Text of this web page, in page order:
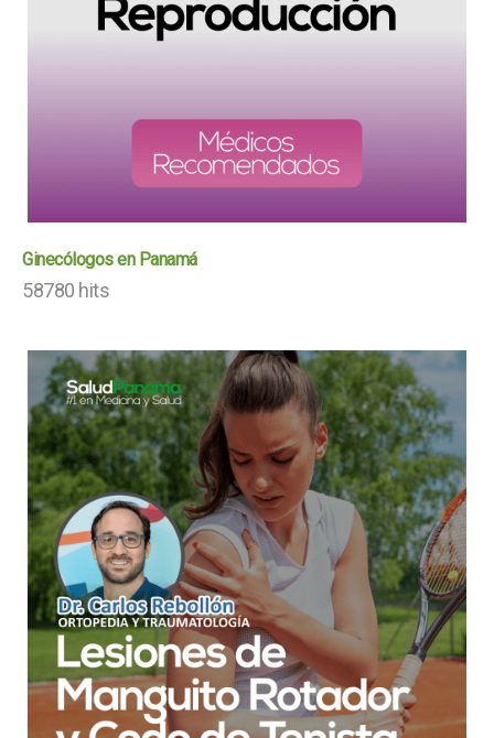
Ginecólogos en Panamá
58780 hits